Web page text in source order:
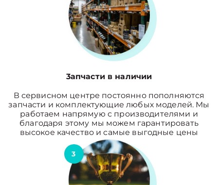
3апчасти в наличии
В сервисном центре постоянно пополняются
запчасти и комплектующие любых моделей. Мы
работаем напрямую с производителями и
благодаря этому мы можем гарантировать
высокое качество и самые выгодные цены
3